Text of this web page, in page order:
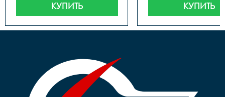
КУПИТЬ КУПИТЬ